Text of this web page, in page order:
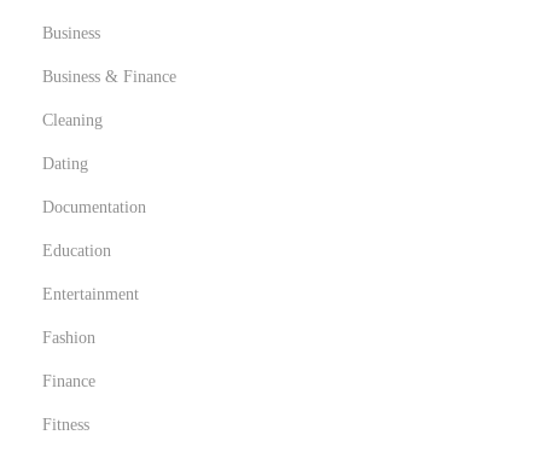
Business
Business & Finance
Cleaning
Dating
Documentation
Education
Entertainment
Fashion
Finance
Fitness